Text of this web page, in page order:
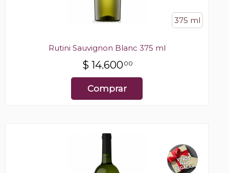
375 ml
Rutini Sauvignon Blanc 375 ml
$ 14.60000
Comprar